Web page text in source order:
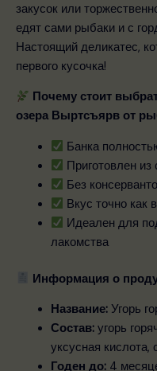
закусок или
едят сами рыбаки и с
Настоящий деликатес,
первого кусочка!
Почему стоит
озера Выртсъярв от
Банка
Приготовлен
Без
Вкус точно как
Идеален для
лакомства
Информация о
Название:Угорь
Состав:угорь
уксусная кислота,
Годен до:4